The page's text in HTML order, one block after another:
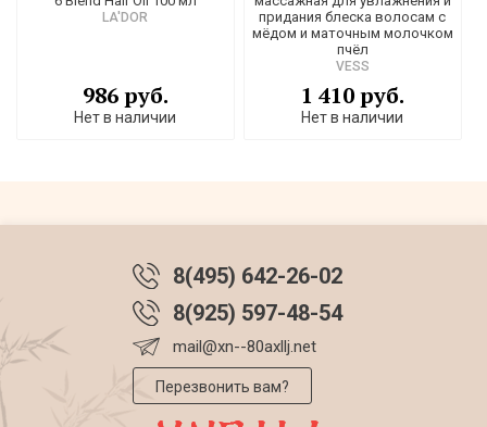
LA'DOR
986 руб.
Нет в наличии
придания блеска волосам с
мёдом и маточным молочком
пчёл
VESS
1 410 руб.
Нет в наличии
8(495) 642-26-02
8(925) 597-48-54
mail@xn--80axllj.net
Перезвонить вам?